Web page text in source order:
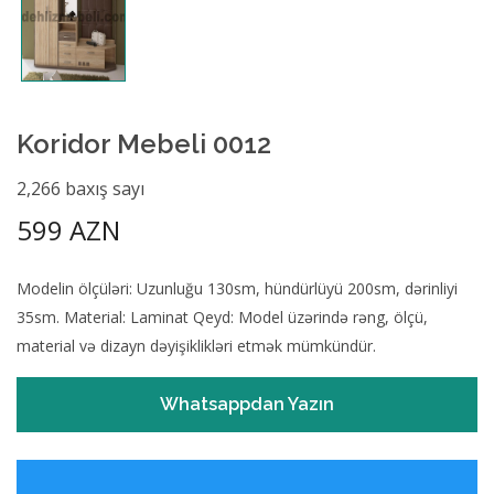
Koridor Mebeli 0012
2,266 baxış sayı
599 AZN
Modelin ölçüləri: Uzunluğu 130sm, hündürlüyü 200sm, dərinliyi
35sm. Material: Laminat Qeyd: Model üzərində rəng, ölçü,
material və dizayn dəyişiklikləri etmək mümkündür.
Whatsappdan Yazın